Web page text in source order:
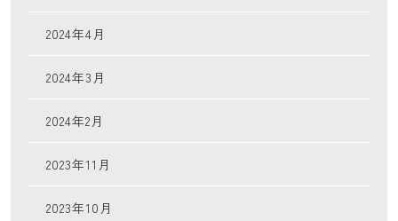
2024年4月
2024年3月
2024年2月
2023年11月
2023年10月